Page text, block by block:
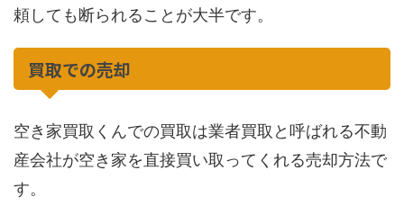
頼しても断られることが大半です。
買取での売却
空き家買取くんでの買取は業者買取と呼ばれる不動
産会社が空き家を直接買い取ってくれる売却方法で
す。